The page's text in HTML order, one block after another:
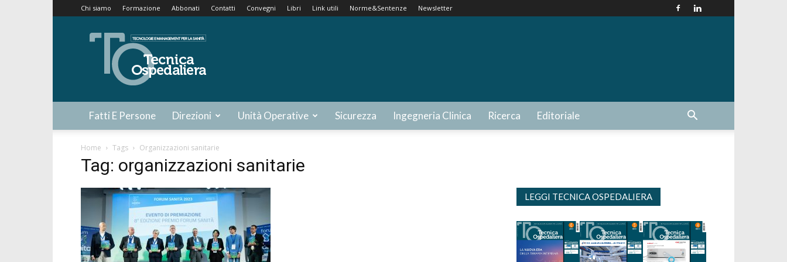
Chi siamo Formazione Abbonati Contatti Convegni Libri Link utili Norme&Sentenze Newsletter
Tecnica
Ospedaliera
Fatti E Persone Direzioni Unità Operative Sicurezza Ingegneria Clinica Ricerca Editoriale
Home Tags Organizzazioni sanitarie
Tag: organizzazioni sanitarie
LEGGI TECNICA OSPEDALIERA